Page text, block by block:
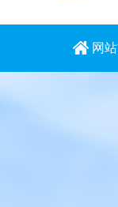
网